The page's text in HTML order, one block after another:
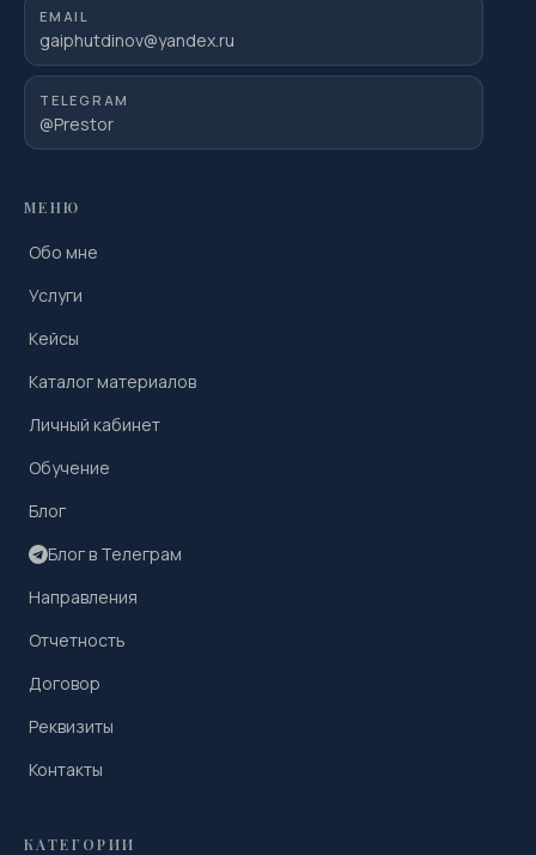
EMAIL
gaiphutdinov@yandex.ru
TELEGRAM
@Prestor
МЕНЮ
Обо мне
Услуги
Кейсы
Каталог материалов
Личный кабинет
Обучение
Блог
Блог в Телеграм
Направления
Отчетность
Договор
Реквизиты
Контакты
КАТЕГОРИИ